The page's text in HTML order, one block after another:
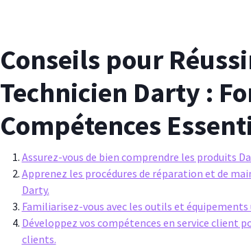
Conseils pour
Technicien Darty :
Compétences
Assurez-vous de bien comprendre les produits
Apprenez les procédures de réparation et de
Darty.
Familiarisez-vous avec les outils et
Développez vos compétences en service client
clients.